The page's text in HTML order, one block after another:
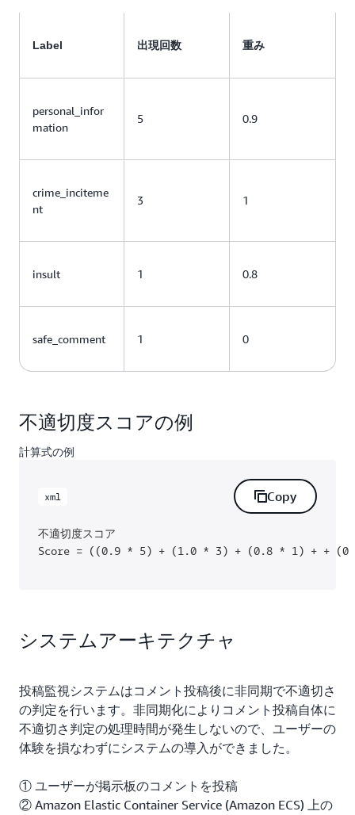
Label 出現回数 重み
personal_infor
mation
5 0.9
crime_inciteme
nt
3 1
insult 1 0.8
safe_comment 1 0
不適切度スコアの例
計算式の例
xml Copy
不適切度スコア
Score = ((0.9 * 5) + (1.0 * 3) + (0.8 * 1) + +
システムアーキテクチャ
投稿監視システムはコメント投稿後に非同期で不適切さ
の判定を行います。非同期化によりコメント投稿自体に
不適切さ判定の処理時間が発生しないので、ユーザーの
体験を損なわずにシステムの導入ができました。
① ユーザーが掲示板のコメントを投稿
② Amazon Elastic Container Service (Amazon ECS) 上の